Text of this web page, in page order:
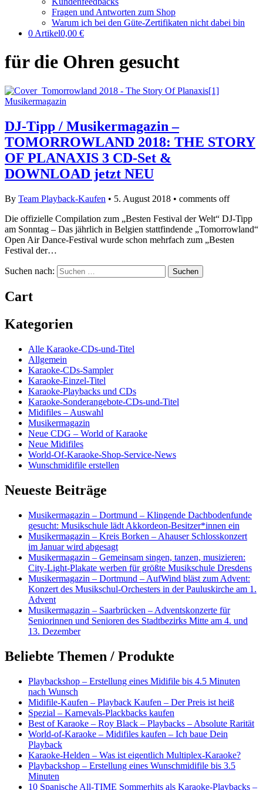
Fragen und Antworten zum Shop
Warum ich bei den Güte-Zertifikaten nicht dabei bin
0 Artikel0,00 €
für die Ohren gesucht
Musikermagazin
DJ-Tipp / Musikermagazin –
TOMORROWLAND 2018: THE STORY
OF PLANAXIS 3 CD-Set &
DOWNLOAD jetzt NEU
By Team Playback-Kaufen • 5. August 2018 • comments off
Die offizielle Compilation zum „Besten Festival der Welt“ DJ-Tipp
am Sonntag – Das jährlich in Belgien stattfindende „Tomorrowland“
Open Air Dance-Festival wurde schon mehrfach zum „Besten
Festival der…
Suchen nach:
Cart
Kategorien
Alle Karaoke-CDs-und-Titel
Allgemein
Karaoke-CDs-Sampler
Karaoke-Einzel-Titel
Karaoke-Playbacks und CDs
Karaoke-Sonderangebote-CDs-und-Titel
Midifiles – Auswahl
Musikermagazin
Neue CDG – World of Karaoke
Neue Midifiles
World-Of-Karaoke-Shop-Service-News
Wunschmidifile erstellen
Neueste Beiträge
Musikermagazin – Dortmund – Klingende Dachbodenfunde
gesucht: Musikschule lädt Akkordeon-Besitzer*innen ein
Musikermagazin – Kreis Borken – Ahauser Schlosskonzert
im Januar wird abgesagt
Musikermagazin – Gemeinsam singen, tanzen, musizieren:
City-Light-Plakate werben für größte Musikschule Dresdens
Musikermagazin – Dortmund – AufWind bläst zum Advent:
Konzert des Musikschul-Orchesters in der Pauluskirche am 1.
Advent
Musikermagazin – Saarbrücken – Adventskonzerte für
Seniorinnen und Senioren des Stadtbezirks Mitte am 4. und
13. Dezember
Beliebte Themen / Produkte
Playbackshop – Erstellung eines Midifile bis 4.5 Minuten
nach Wunsch
Midifile-Kaufen – Playback Kaufen – Der Preis ist heiß
Spezial – Karnevals-Plackbacks kaufen
Best of Karaoke – Roy Black – Playbacks – Absolute Rarität
World-of-Karaoke – Midifiles kaufen – Ich baue Dein
Playback
Karaoke-Helden – Was ist eigentlich Multiplex-Karaoke?
Playbackshop – Erstellung eines Wunschmidifile bis 3.5
Minuten
10 Spanische All-TIME Sommerhits als Karaoke-Playbacks –